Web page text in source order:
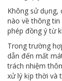
Không sử dụng,
nào về thông tin
phép đồng ý từ
Trong trường
dẫn đến mất
trách nhiệm
xử lý kịp thời và